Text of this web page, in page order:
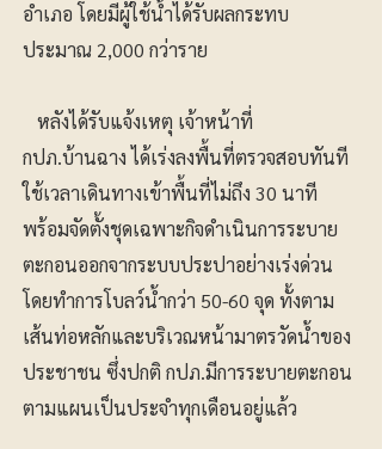
อำเภอ โดยมีผู้ใช้น้ำได้รับผลกระทบ
ประมาณ 2,000 กว่าราย
หลังได้รับแจ้งเหตุ เจ้าหน้าที่
กปภ.บ้านฉาง ได้เร่งลงพื้นที่ตรวจสอบทันที
ใช้เวลาเดินทางเข้าพื้นที่ไม่ถึง 30 นาที
พร้อมจัดตั้งชุดเฉพาะกิจดำเนินการระบาย
ตะกอนออกจากระบบประปาอย่างเร่งด่วน
โดยทำการโบลว์น้ำกว่า 50-60 จุด ทั้งตาม
เส้นท่อหลักและบริเวณหน้ามาตรวัดน้ำของ
ประชาชน ซึ่งปกติ กปภ.มีการระบายตะกอน
ตามแผนเป็นประจำทุกเดือนอยู่แล้ว